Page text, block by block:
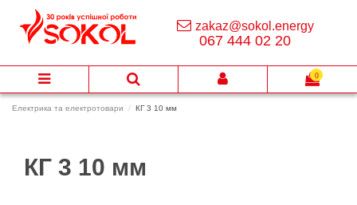
Електрика та електротовари КГ 3 10 мм
КГ 3 10 мм
zakaz@sokol.energy
067 444 02 20
0